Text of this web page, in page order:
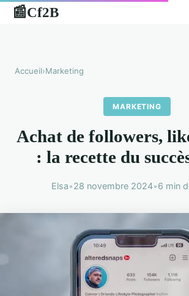
📰Cf2B
Accueil›Marketing
MARKETING
Achat de followers,
: la recette du
Elsa•28 novembre 2024•6 min